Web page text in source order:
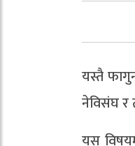
यस्तै
नेविसंघ र